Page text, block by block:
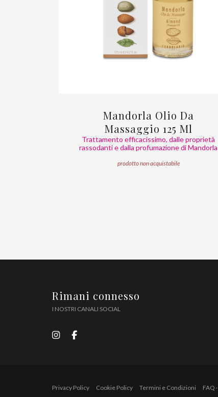
Mandorla Olio Da
Massaggio 125 Ml
Trattamento efficacissimo, dalle proprietà
rassodanti e dalla profumazione di Mandorla
prodotto non acquistabile
Rimani connesso
I NOSTRI CANALI SOCIAL
Privacy Policy Cookie Policy Termini e Condizioni FAQ